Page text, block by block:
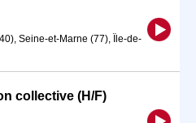
Seine-et-Marne (77), Île-de-
collective (H/F)